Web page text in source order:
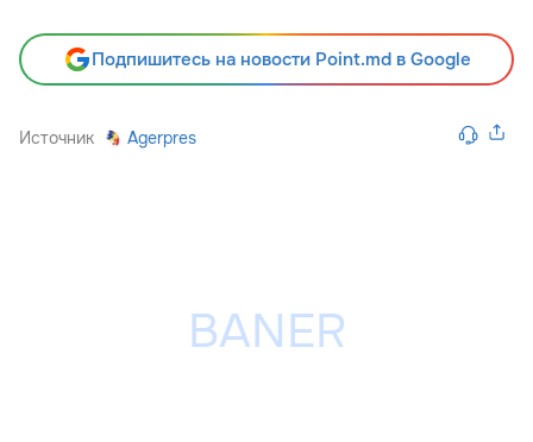
Подпишитесь на новости Point.md в Google
Источник Agerpres